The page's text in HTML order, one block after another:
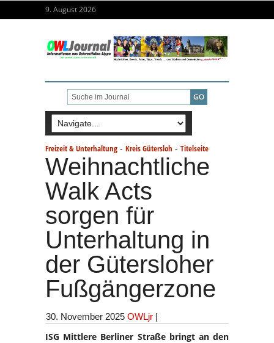
9. August 2026
Freizeit & Unterhaltung - Kreis Gütersloh - Titelseite
Weihnachtliche
Walk Acts
sorgen für
Unterhaltung in
der Gütersloher
Fußgängerzone
30. November 2025 OWLjr |
ISG Mittlere Berliner Straße bringt an den